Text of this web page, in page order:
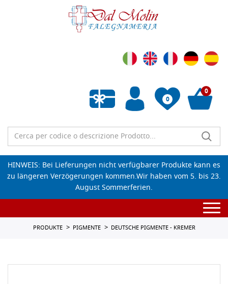
0
Wunschliste leeren
0
HINWEIS: Bei Lieferungen nicht verfügbarer Produkte kann es
zu längeren Verzögerungen kommen.Wir haben vom 5. bis 23.
August Sommerferien.
PRODUKTE PIGMENTE DEUTSCHE PIGMENTE - KREMER